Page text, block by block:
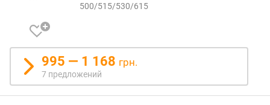
500/515/530/615
995 — 1 168 грн.
7 предложений